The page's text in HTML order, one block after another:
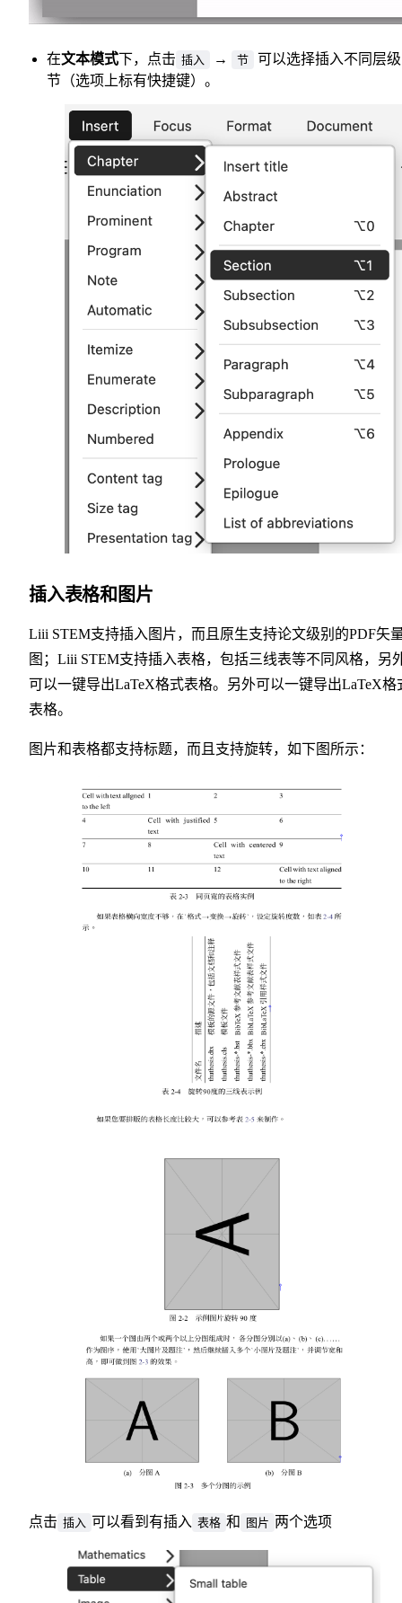
在文本模式下，点击 插入 → 节
可以选择插入不同层
节（选项上标有快捷键）。
插入表格和图片
Liii STEM支持插入图片，而且原生支持论文级别的PDF矢
图；Liii STEM支持插入表格，包括三线表等不同风格，另
可以一键导出LaTeX格式表格。另外可以一键导出LaTeX格
表格。
图片和表格都支持标题，而且支持旋转，如下图所示：
点击 插入 可以看到有插入 表格 和 图片 两个选项